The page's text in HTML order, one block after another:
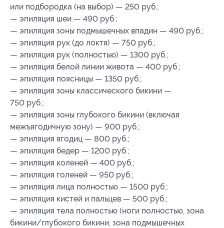
или подбородка (на выбор) — 250 руб.;
— эпиляция шеи — 490 руб.;
— эпиляция зоны подмышечных впадин — 490 руб.;
— эпиляция рук (до локтя) — 750 руб.;
— эпиляция рук (полностью) — 1300 руб.;
— эпиляция белой линии живота — 400 руб.;
— эпиляция поясницы — 1350 руб.;
— эпиляция зоны классического бикини —
750 руб.;
— эпиляция зоны глубокого бикини (включая
межъягодичную зону) — 900 руб.;
— эпиляция ягодиц — 800 руб.;
— эпиляция бедер — 1200 руб.;
— эпиляция коленей — 400 руб.;
— эпиляция голеней — 950 руб.;
— эпиляция лица полностью — 1500 руб.;
— эпиляция кистей и пальцев — 500 руб.;
— эпиляция тела полностью (ноги полностью, зона
бикини/глубокого бикини, зона подмышечных